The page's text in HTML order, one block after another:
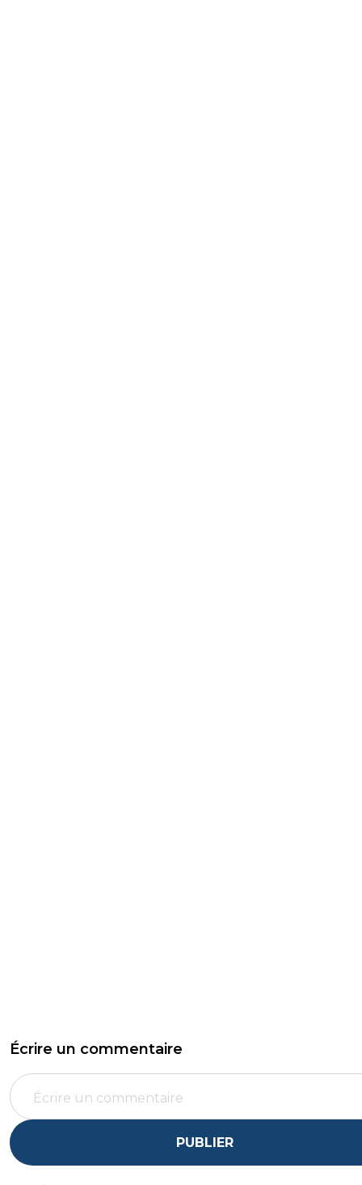
Écrire un commentaire
PUBLIER